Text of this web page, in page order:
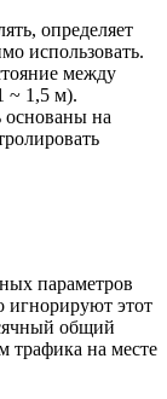
определяет
использовать.
между
~ 1,5 м).
основаны на
параметров
игнорируют этот
общий
трафика на месте